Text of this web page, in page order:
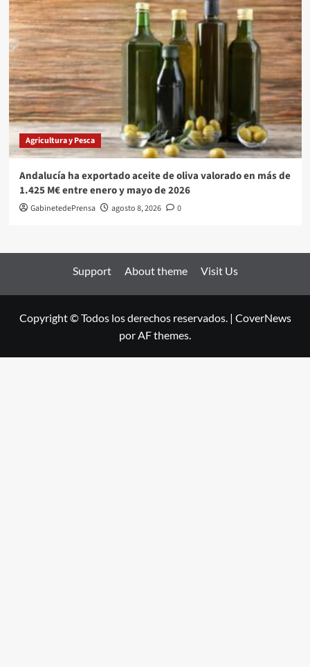
Agricultura y Pesca
Andalucía ha exportado aceite de oliva valorado en más de
1.425 M€ entre enero y mayo de 2026
GabinetedePrensa agosto 8, 2026 0
Support About theme Visit Us
Copyright © Todos los derechos reservados. | CoverNews
por AF themes.